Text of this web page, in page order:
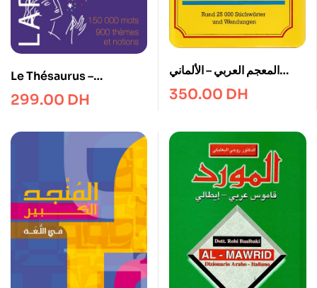
Le Thésaurus –
Dictionnaire des
Analogies
299.00 DH
المعجم العربي – الألماني
مكتبة لبنان ناشرون
350.00 DH